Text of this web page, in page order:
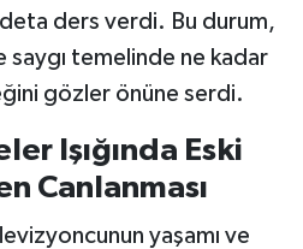
ders verdi. Bu durum,
saygı temelinde ne kadar
gözler önüne serdi.
Işığında Eski
Canlanması
yaşamı ve